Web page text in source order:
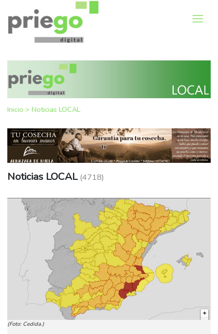
Inicio > Noticias LOCAL
Noticias LOCAL (4718)
(Foto: Cedida.)